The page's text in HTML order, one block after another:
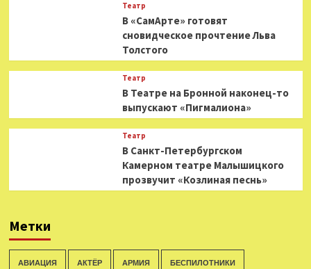
Театр
В «СамАрте» готовят
сновидческое прочтение Льва
Толстого
Театр
В Театре на Бронной наконец-то
выпускают «Пигмалиона»
Театр
В Санкт-Петербургском
Камерном театре Малышицкого
прозвучит «Козлиная песнь»
Метки
АВИАЦИЯ АКТЁР АРМИЯ БЕСПИЛОТНИКИ